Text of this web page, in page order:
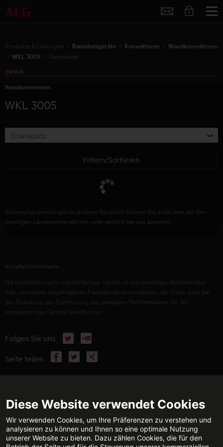
Service
Produkte & Lösungen Raumheizgeräte Konvektoren
Wandkonvektoren
WKL 3005
Downloads
zurück
Wandkonvektoren
WKL 3005
Downloads
Filtern/Sortieren
Bedienungsanleitungen in anderen Sprachen können Sie außerdem auf den
jeweiligen Länderseiten abrufen oder einfach bei uns bestellen.
Folgen Sie uns X
YouTube
Seite teilen
Facebook
X Xing
TECHNISCHE BERATUNG KONTAKT
Diese Website verwendet Cookies
Wir verwenden Cookies, um Ihre Präferenzen zu verstehen und
analysieren zu können und Ihnen so eine optimale Nutzung
unserer Website zu bieten. Dazu zählen Cookies, die für den